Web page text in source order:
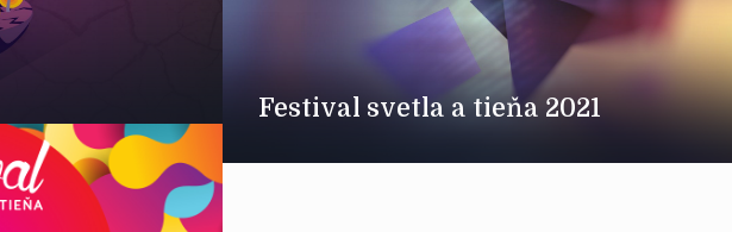
Festival svetla a tieňa 2021